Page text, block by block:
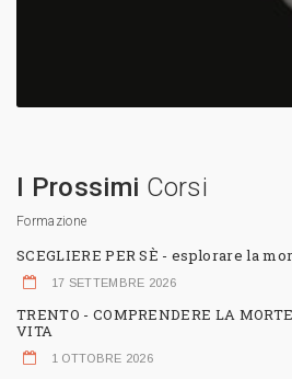
I Prossimi Corsi
Formazione
SCEGLIERE PER SÈ - esplorare la
17 SETTEMBRE 2026
TRENTO - COMPRENDERE LA
VITA
1 OTTOBRE 2026